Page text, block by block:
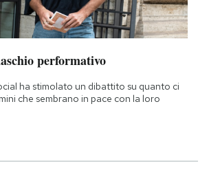
performativo
ha stimolato un dibattito su quanto ci
che sembrano in pace con la loro